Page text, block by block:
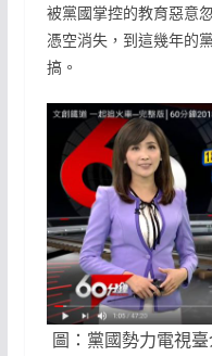
被黨國掌控的教育惡意
憑空消失，到這幾年的
搞。
圖：黨國勢力電視